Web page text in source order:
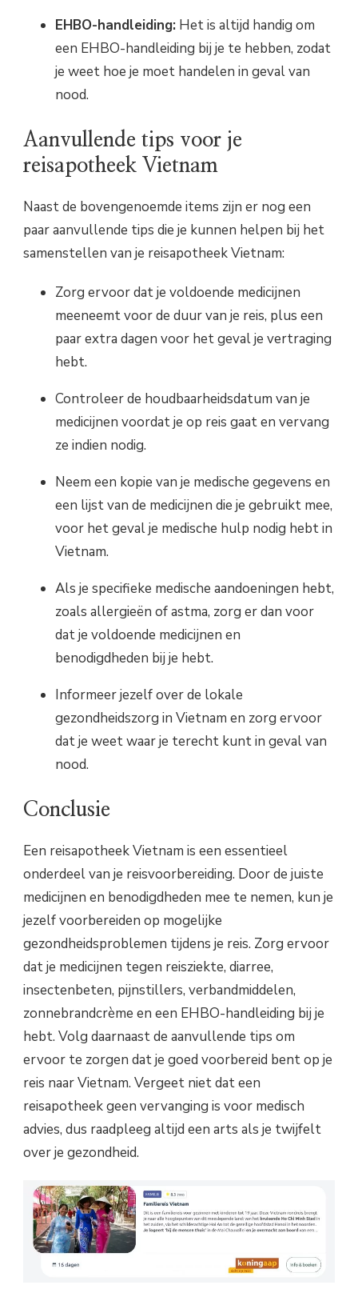
EHBO-handleiding: Het is altijd handig om
een EHBO-handleiding bij je te hebben, zodat
je weet hoe je moet handelen in geval van
nood.
Aanvullende tips voor je
reisapotheek Vietnam
Naast de bovengenoemde items zijn er nog een
paar aanvullende tips die je kunnen helpen bij het
samenstellen van je reisapotheek Vietnam:
Zorg ervoor dat je voldoende medicijnen
meeneemt voor de duur van je reis, plus een
paar extra dagen voor het geval je vertraging
hebt.
Controleer de houdbaarheidsdatum van je
medicijnen voordat je op reis gaat en vervang
ze indien nodig.
Neem een kopie van je medische gegevens en
een lijst van de medicijnen die je gebruikt mee,
voor het geval je medische hulp nodig hebt in
Vietnam.
Als je specifieke medische aandoeningen hebt,
zoals allergieën of astma, zorg er dan voor
dat je voldoende medicijnen en
benodigdheden bij je hebt.
Informeer jezelf over de lokale
gezondheidszorg in Vietnam en zorg ervoor
dat je weet waar je terecht kunt in geval van
nood.
Conclusie
Een reisapotheek Vietnam is een essentieel
onderdeel van je reisvoorbereiding. Door de juiste
medicijnen en benodigdheden mee te nemen, kun je
jezelf voorbereiden op mogelijke
gezondheidsproblemen tijdens je reis. Zorg ervoor
dat je medicijnen tegen reisziekte, diarree,
insectenbeten, pijnstillers, verbandmiddelen,
zonnebrandcrème en een EHBO-handleiding bij je
hebt. Volg daarnaast de aanvullende tips om
ervoor te zorgen dat je goed voorbereid bent op je
reis naar Vietnam. Vergeet niet dat een
reisapotheek geen vervanging is voor medisch
advies, dus raadpleeg altijd een arts als je twijfelt
over je gezondheid.